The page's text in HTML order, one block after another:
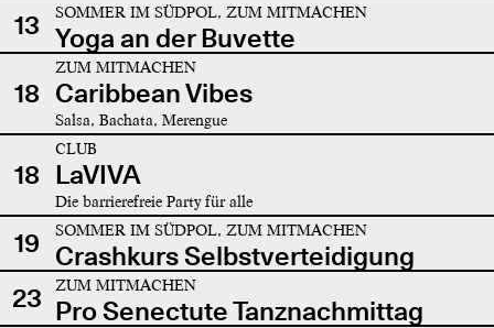
13 SOMMER IM SÜDPOL, ZUM MITMACHEN
Yoga an der Buvette
18
ZUM MITMACHEN
Caribbean Vibes
Salsa, Bachata, Merengue
18
CLUB
LaVIVA
Die barrierefreie Party für alle
19 SOMMER IM SÜDPOL, ZUM MITMACHEN
Crashkurs Selbstverteidigung
23
ZUM MITMACHEN
Pro Senectute Tanznachmittag